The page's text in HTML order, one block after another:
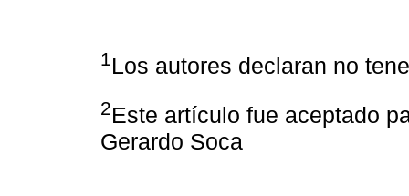
1Los autores declaran no
2Este artículo fue aceptado
Gerardo Soca